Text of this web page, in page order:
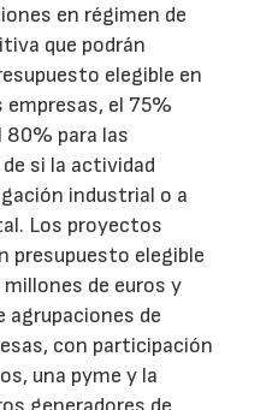
en régimen de
que podrán
elegible en
empresas, el 75%
80% para las
si la actividad
industrial o a
Los proyectos
presupuesto elegible
de euros y
agrupaciones de
con participación
una pyme y la